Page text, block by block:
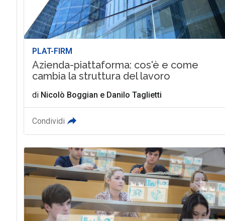
PLAT-FIRM
Azienda-piattaforma: cos'è e come
cambia la struttura del lavoro
di Nicolò Boggian e Danilo Taglietti
Condividi